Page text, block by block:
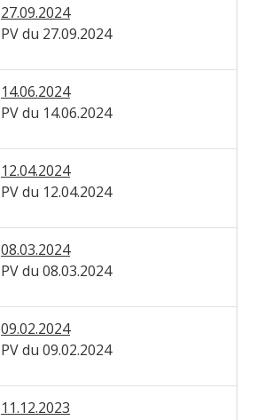
27.09.2024
PV du 27.09.2024
14.06.2024
PV du 14.06.2024
12.04.2024
PV du 12.04.2024
08.03.2024
PV du 08.03.2024
09.02.2024
PV du 09.02.2024
11.12.2023